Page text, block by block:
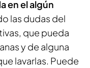
en el algún
las dudas del
que pueda
y de alguna
lavarlas. Puede